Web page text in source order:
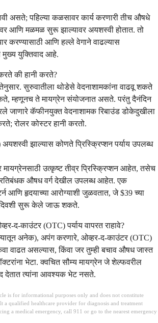
असते; पहिल्या कळसावर कार्य करणारी तीच औषधे
आणि मळमळ सुरू झाल्यावर अयशस्वी होतात. तो
करण्यासाठी आणि हल्ले वेगाने वाढल्यास
मुख्य युक्तिवाद आहे.
की हानी करते?
सुरुवातीला थोडेसे वेदनाशामकांना वाढवू शकते
म्हणूनच ते मायग्रेन संयोजनात असते. परंतु दैनंदिन
जाणारे कॅफीनयुक्त वेदनाशामक रिबाउंड डोकेदुखीला
रोलर कोस्टर हानी करतो.
झाल्यास कोणते प्रिस्क्रिप्शन पर्याय उपलब्ध
मायग्रेनसाठी उत्कृष्ट तीव्र प्रिस्क्रिप्शन आहेत, तसेच
औषध वर्ग देखील उपलब्ध आहेत. एक
आणि हृदयाच्या आरोग्याशी जुळवतात, जे $39 च्या
दिवशी सुरू केले जाऊ शकते.
द-काउंटर (OTC) पर्याय वापरत राहावे?
अनेक), अपंग करणारे, ओव्हर-द-काउंटर (OTC)
वाढत असल्यास, किंवा जर तुम्ही बचाव औषध जास्त
भेटा. क्वचित सौम्य मायग्रेन जे शेल्फवरील
देतात त्यांना आवश्यक भेट नसते.
is for informational purposes only and does not constitute
a qualified healthcare provider for diagnosis and treatment
a medical emergency, call 911 or go to the nearest emergency